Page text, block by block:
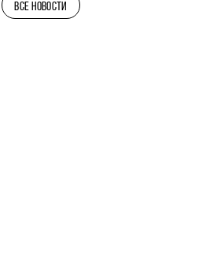
ВСЕ НОВОСТИ